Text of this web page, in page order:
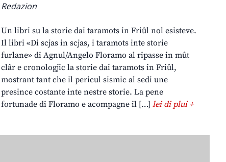
Redazion
Un libri su la storie dai taramots in Friûl nol esisteve.
Il libri «Di scjas in scjas, i taramots inte storie
furlane» di Agnul/Angelo Floramo al ripasse in mût
clâr e cronologjic la storie dai taramots in Friûl,
mostrant tant che il pericul sismic al sedi une
presince costante inte nestre storie. La pene
fortunade di Floramo e acompagne il […]lei di plui +